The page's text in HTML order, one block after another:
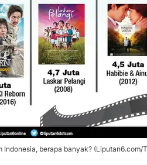
Indonesia, berapa banyak? (Liputan6.com/